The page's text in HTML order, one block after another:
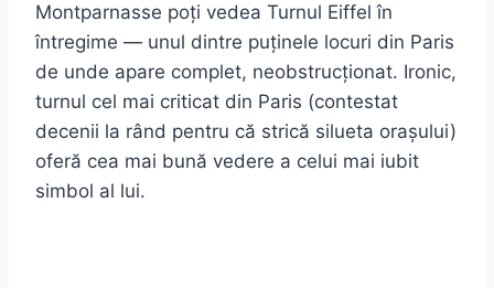
Montparnasse poți vedea Turnul Eiffel în
întregime — unul dintre puținele locuri din Paris
de unde apare complet, neobstrucționat. Ironic,
turnul cel mai criticat din Paris (contestat
decenii la rând pentru că strică silueta orașului)
oferă cea mai bună vedere a celui mai iubit
simbol al lui.